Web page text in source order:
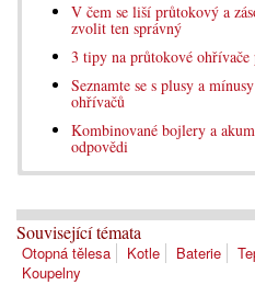
V čem se liší průtokový a
zvolit ten správný
3 tipy na průtokové
Seznamte se s plusy a
ohřívačů
Kombinované bojlery a
odpovědi
Související témata
Otopná tělesa Kotle Baterie
Koupelny